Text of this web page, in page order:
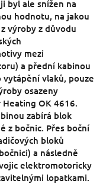
byl ale snížen na
hodnotu, na jakou
výroby z důvodu
mezi
a přední kabinou
vytápění vlaků, pouze
osazeny
OK 4616.
zabírá blok
z bočnic. Přes boční
bloků
a následně
elektromotoricky
lopatkami.